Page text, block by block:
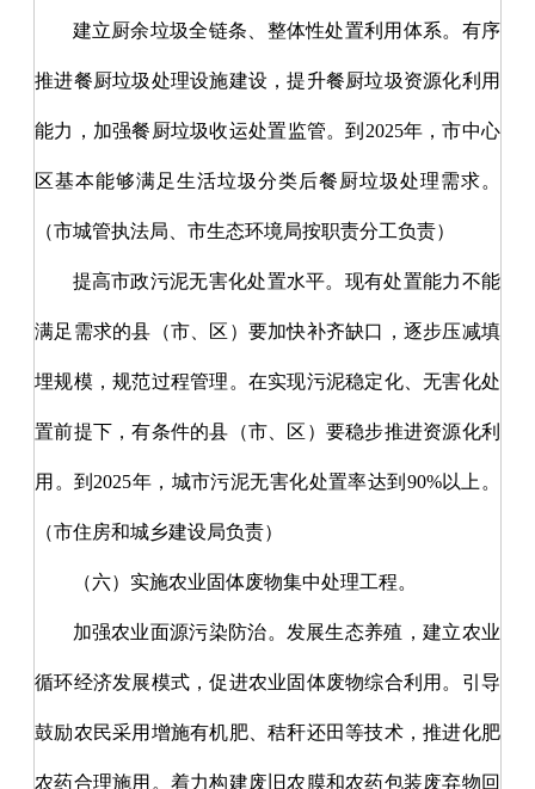
建立厨余垃圾全链条、整体性处置利用体系。有序
推进餐厨垃圾处理设施建设，提升餐厨垃圾资源化利用
能力，加强餐厨垃圾收运处置监管。到 2025年，市中心
区基本能够满足生活垃圾分类后餐厨垃圾处理需求。
（市城管执法局、市生态环境局按职责分工负责）
提高市政污泥无害化处置水平。现有处置能力不能
满足需求的县（市、区）要加快补齐缺口，逐步压减填
埋规模，规范过程管理。在实现污泥稳定化、无害化处
置前提下，有条件的县（市、区）要稳步推进资源化利
用。到 2025年，城市污泥无害化处置率达到90%以上。
（市住房和城乡建设局负责）
（六）实施农业固体废物集中处理工程。
加强农业面源污染防治。发展生态养殖，建立农业
循环经济发展模式，促进农业固体废物综合利用。引导
鼓励农民采用增施有机肥、秸秆还田等技术，推进化肥
农药合理施用。着力构建废旧农膜和农药包装废弃物回